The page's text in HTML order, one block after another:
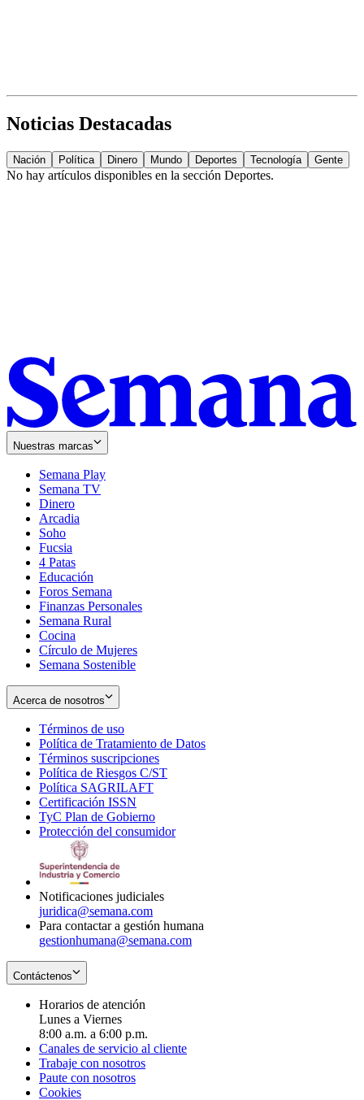
Noticias Destacadas
Nación Política Dinero Mundo Deportes Tecnología Gente
No hay artículos disponibles en la sección Deportes.
Nuestras marcas
Semana Play
Semana TV
Dinero
Arcadia
Soho
in
new
window
Fucsia
in
new
window
4 Patas
Educación
Foros Semana
Finanzas Personales
Semana Rural
Cocina
Círculo de Mujeres
Semana Sostenible
Acerca de nosotros
Términos de uso
in
new
window
Política de Tratamiento de Datos
Términos suscripciones
in
Política de Riesgos C/ST
Política SAGRILAFT
new
window
Certificación ISSN
in
new
TyC Plan de Gobierno
in
Protección del consumidorOpens
Notificaciones judiciales
juridica@semana.com
Para contactar a gestión humana
gestionhumana@semana.com
Contáctenos
Horarios de atención
Lunes a Viernes
8:00 a.m. a 6:00 p.m.
Canales de servicio al cliente
Trabaje con nosotros
Paute con nosotros
Cookies